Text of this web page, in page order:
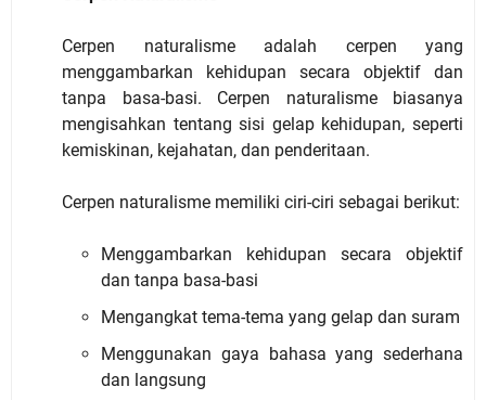
Cerpen naturalisme adalah cerpen yang
menggambarkan kehidupan secara objektif dan
tanpa basa-basi. Cerpen naturalisme biasanya
mengisahkan tentang sisi gelap kehidupan, seperti
kemiskinan, kejahatan, dan penderitaan.
Cerpen naturalisme memiliki ciri-ciri sebagai berikut:
Menggambarkan kehidupan secara objektif
dan tanpa basa-basi
Mengangkat tema-tema yang gelap dan suram
Menggunakan gaya bahasa yang sederhana
dan langsung